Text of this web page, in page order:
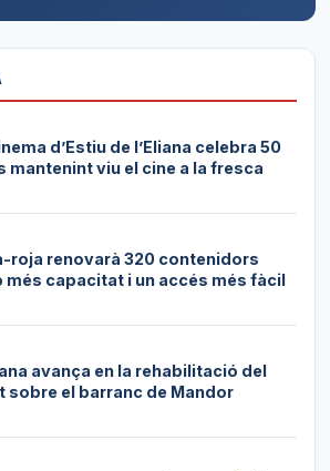
d’Estiu de l’Eliana celebra 50
mantenint viu el cine a la fresca
roja renovarà 320 contenidors
més capacitat i un accés més fàcil
avança en la rehabilitació del
sobre el barranc de Mandor